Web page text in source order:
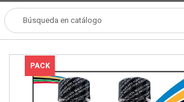
Popper
PACK